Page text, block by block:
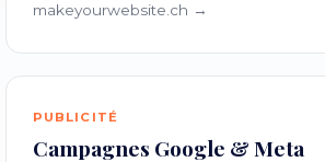
makeyourwebsite.ch →
PUBLICITÉ
Campagnes Google & Meta